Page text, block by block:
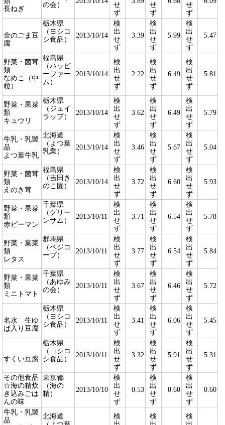
長ねぎ
の会）
せ
ず
せ
ず
せ
ず
金のごま豆
腐
栃木県
（ヨシコ
シ食品）
2013/10/14
検
出
せ
ず
3.39
検
出
せ
ず
5.99
検
出
せ
ず
5.47
野菜・菌茸
類
なめこ（中
粒）
福島県
（ハッピ
ーファー
ム）
2013/10/14
検
出
せ
ず
2.22
検
出
せ
ず
6.49
検
出
せ
ず
5.81
野菜・果菜
類
キュウリ
栃木県
（ジェイ
ラップ）
2013/10/14
検
出
せ
ず
3.62
検
出
せ
ず
6.49
検
出
せ
ず
5.79
牛乳・乳製
品
よつ葉牛乳
北海道
（よつ葉
乳業）
2013/10/14
検
出
せ
ず
3.46
検
出
せ
ず
5.67
検
出
せ
ず
5.04
野菜・菌茸
類
えのき茸
福島県
（吉田き
のこ園）
2013/10/14
検
出
せ
ず
3.72
検
出
せ
ず
6.60
検
出
せ
ず
5.93
野菜・果菜
類
赤ピーマン
千葉県
（グリー
ンサム）
2013/10/11
検
出
せ
ず
3.71
検
出
せ
ず
6.54
検
出
せ
ず
5.78
野菜・葉菜
類
レタス
群馬県
（ベジコ
ープ）
2013/10/11
検
出
せ
ず
3.77
検
出
せ
ず
6.54
検
出
せ
ず
5.84
野菜・果菜
類
ミニトマト
千葉県
（あゆみ
の会）
2013/10/11
検
出
せ
ず
3.67
検
出
せ
ず
6.46
検
出
せ
ず
5.72
名水 生ゆ
ば入り豆腐
栃木県
（ヨシコ
シ食品）
2013/10/11
検
出
せ
ず
3.41
検
出
せ
ず
6.06
検
出
せ
ず
5.45
すくい豆腐
栃木県
（ヨシコ
シ食品）
2013/10/11
検
出
せ
ず
3.32
検
出
せ
ず
5.91
検
出
せ
ず
5.31
その他食品
☆海の精炊
き込みごは
んの味
東京都
（海の
精）
2013/10/10
検
出
せ
ず
0.53
検
出
せ
ず
0.60
検
出
せ
ず
0.60
牛乳・乳製
品
北海道
検
検
検